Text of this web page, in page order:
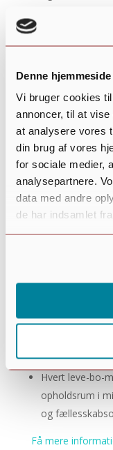
Denne
Vi bruger cookies
annoncer, til at
at analysere vores
din brug af vores
for sociale medier,
analysepartnere.
data med andre
de har indsamlet
Fuglemosen
er dedikeret
demente
Personalet, der
er derfor
demente
Plejecentret
tekøkken,
Fuglemosen,
rummelig
og ro til
Hvert leve-bo-
opholdsrum i
og
Få mere